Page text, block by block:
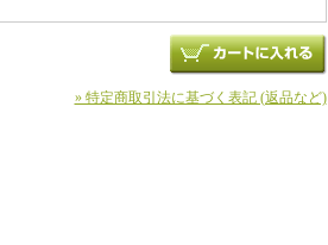
» 特定商取引法に基づく表記 (返品など)